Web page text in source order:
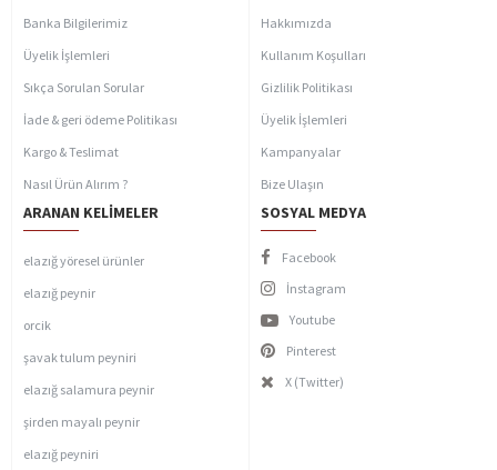
Banka Bilgilerimiz
Üyelik İşlemleri
Sıkça Sorulan Sorular
İade & geri ödeme Politikası
Kargo & Teslimat
Nasıl Ürün Alırım ?
Hakkımızda
Kullanım Koşulları
Gizlilik Politikası
Üyelik İşlemleri
Kampanyalar
Bize Ulaşın
ARANAN KELIMELER
elazığ yöresel ürünler
elazığ peynir
orcik
şavak tulum peyniri
elazığ salamura peynir
şirden mayalı peynir
elazığ peyniri
SOSYAL MEDYA
Facebook
İnstagram
Youtube
Pinterest
X (Twitter)